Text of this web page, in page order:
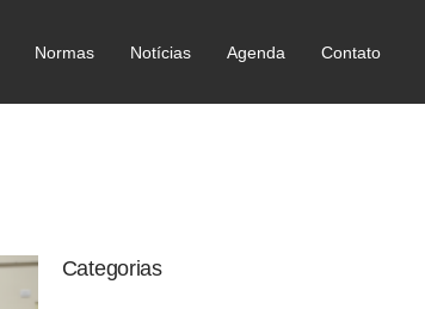
Normas Notícias Agenda Contato
Categorias